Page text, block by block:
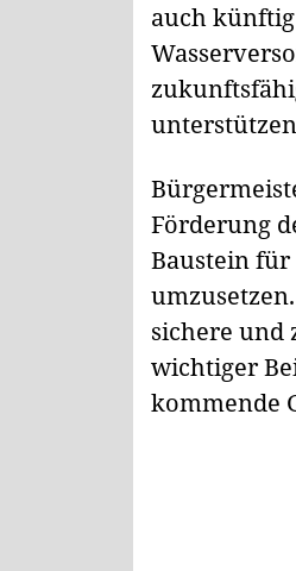
auch
Förderung
Baustein für
sichere und
wichtiger
kommende